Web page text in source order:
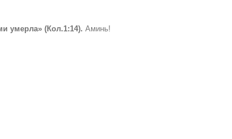
умерла» (Кол.1:14). Аминь!